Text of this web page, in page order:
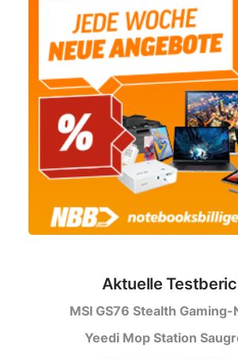
Aktuelle
MSI GS76 Stealth
Yeedi Mop Station